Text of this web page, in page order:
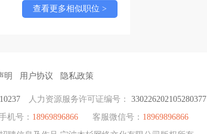
查看更多相似职位 >
明 用户协议 隐私政策
人力资源服务许可证编号： 330226202105280377
机号： 18969896866 客服微信号： 18969896866